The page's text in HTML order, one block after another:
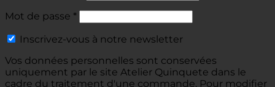
Mot de passe *Obligatoire
Inscrivez-vous à notre newsletter
Vos données personnelles sont conservées
uniquement par le site Atelier Quinquete dans le
cadre du traitement d'une commande. Pour modifier